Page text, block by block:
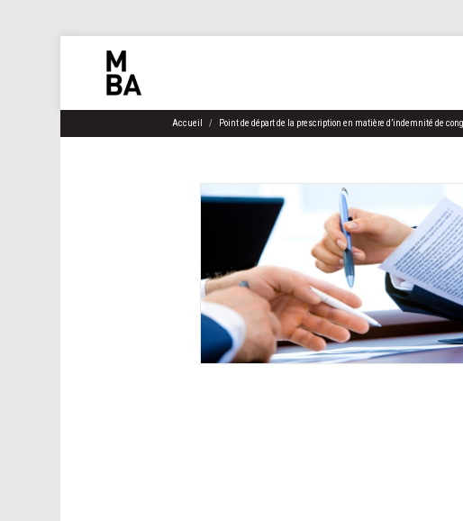
Accueil Point de départ de la prescription en matière d’indemnité de